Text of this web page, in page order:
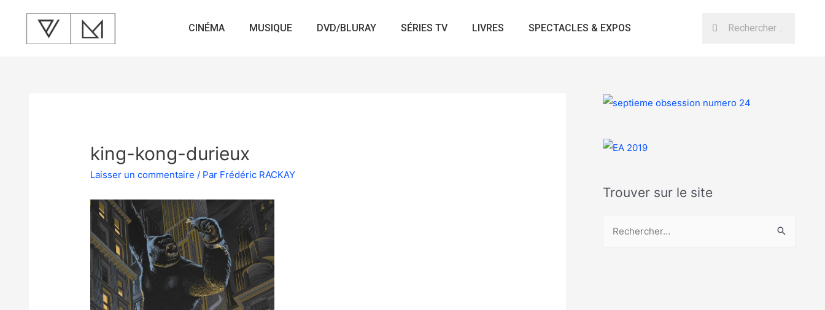
CINÉMA MUSIQUE DVD/BLURAY SÉRIES TV LIVRES SPECTACLES & EXPOS
king-kong-durieux
Laisser un commentaire / Par Frédéric RACKAY
Trouver sur le site